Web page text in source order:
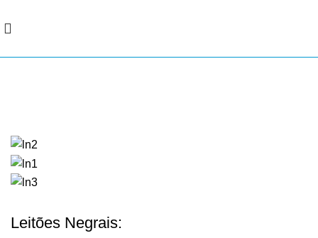
Leitões Negrais: